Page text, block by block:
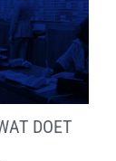
DOET